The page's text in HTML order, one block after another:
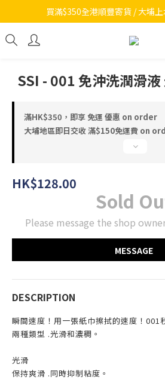
買滿$350全港順豐寄貨 / 大埔
SSI - 001 免沖洗潤滑
滿HK$350，即享 免運 優惠 on order
大埔地區即日交收 滿$150免運費 on
HK$128.00
Sold
Please message the shop
MESSAGE
DESCRIPTION
瞬間速度！用一張紙巾擦拭的速度！001
兩種類型 .光滑和濃稠。
光滑
保持爽滑 .同時抑制粘度。